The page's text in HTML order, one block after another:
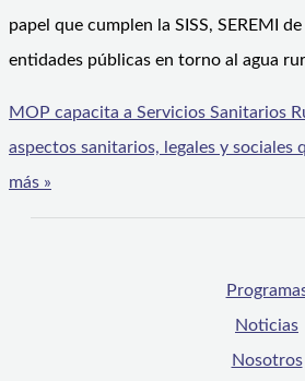
papel que cumplen la SISS, SEREMI
entidades públicas en torno al agua
MOP capacita a Servicios Sanitarios
aspectos sanitarios, legales y sociales
más »
Noticias
Nosotros